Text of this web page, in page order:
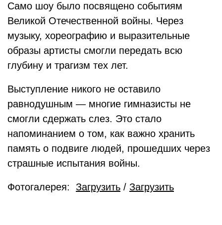
Само шоу было посвящено событиям
Великой Отечественной войны. Через
музыку, хореографию и выразительные
образы артисты смогли передать всю
глубину и трагизм тех лет.
Выступление никого не оставило
равнодушным — многие гимназисты не
смогли сдержать слез. Это стало
напоминанием о том, как важно хранить
память о подвиге людей, прошедших через
страшные испытания войны.
Фотогалерея: Загрузить / Загрузить